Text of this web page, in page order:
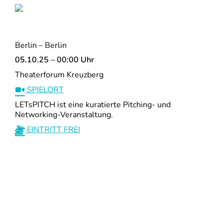
Berlin – Berlin
05.10.25 – 00:00 Uhr
Theaterforum Kreuzberg
SPIELORT
LETsPITCH ist eine kuratierte Pitching- und
Networking-Veranstaltung.
EINTRITT FREI